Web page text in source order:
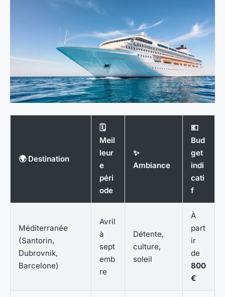
🌍 Destination
🗓
Meil
leur
e
péri
ode
✨
Ambiance
💶
Bud
get
indi
cati
f
Méditerranée
(Santorin,
Dubrovnik,
Barcelone)
Avril
à
sept
emb
re
Détente,
culture,
soleil
À
part
ir
de
800
€